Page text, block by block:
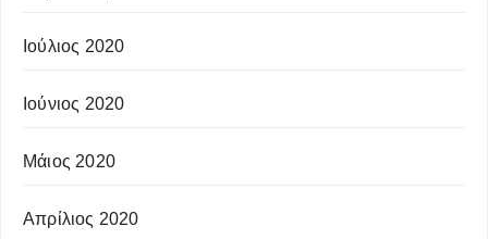
Ιούλιος 2020
Ιούνιος 2020
Μάιος 2020
Απρίλιος 2020